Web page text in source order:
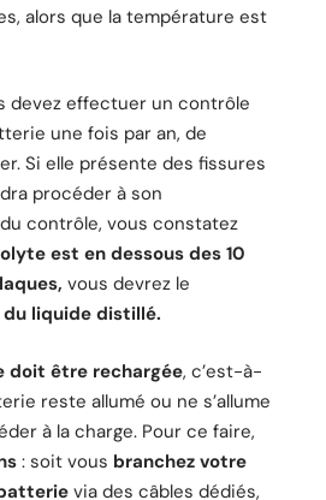
alors que la température est
devez effectuer un contrôle
une fois par an, de
Si elle présente des fissures
procéder à son
contrôle, vous constatez
est en dessous des 10
vous devrez le
liquide distillé.
doit être rechargée, c’est-à-
reste allumé ou ne s’allume
à la charge. Pour ce faire,
: soit vous branchez votre
via des câbles dédiés,